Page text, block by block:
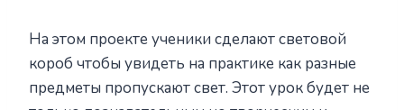
На этом проекте ученики сделают световой
короб чтобы увидеть на практике как разные
предметы пропускают свет. Этот урок будет не